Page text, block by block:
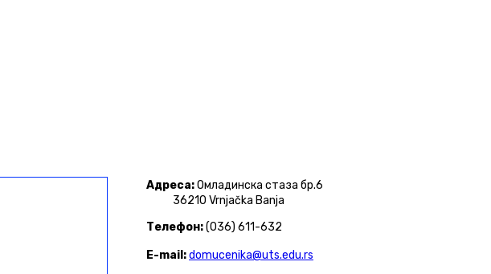
Адреса:Омладинска стаза бр.6
36210 Vrnjačka Banja
Телефон:(036) 611-632
E-mail:domucenika@uts.edu.rs